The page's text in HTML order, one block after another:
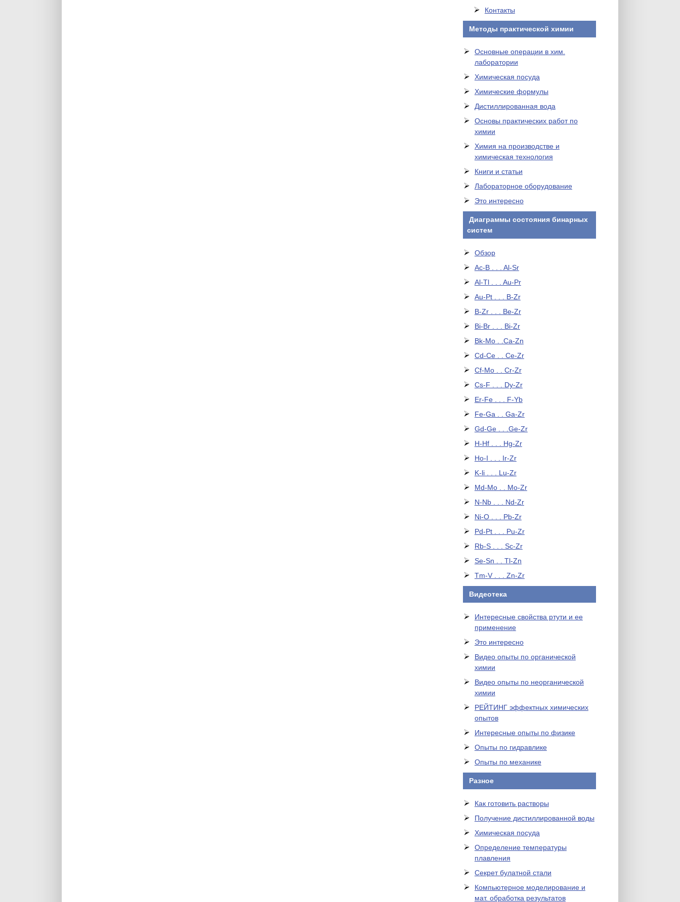
Контакты
Методы практической химии
Основные операции в хим.
лаборатории
Химическая посуда
Химические формулы
Дистиллированная вода
Основы практических работ по
химии
Химия на производстве и
химическая технология
Книги и статьи
Лабораторное оборудование
Это интересно
Диаграммы состояния бинарных
систем
Обзор
Ac-B . . . Al-Sr
Al-Tl . . . Au-Pr
Au-Pt . . . B-Zr
B-Zr . . . Be-Zr
Bi-Br . . . Bi-Zr
Bk-Mo . .Ca-Zn
Cd-Ce . . Ce-Zr
Cf-Mo . . Cr-Zr
Cs-F . . . Dy-Zr
Er-Fe . . . F-Yb
Fe-Ga . . Ga-Zr
Gd-Ge . . .Ge-Zr
H-Hf . . . Hg-Zr
Ho-I . . . Ir-Zr
K-li . . . Lu-Zr
Md-Mo . . Mo-Zr
N-Nb . . . Nd-Zr
Ni-O . . . Pb-Zr
Pd-Pt . . . Pu-Zr
Rb-S . . . Sc-Zr
Se-Sn . . Tl-Zn
Tm-V . . . Zn-Zr
Видеотека
Интересные свойства ртути и ее
применение
Это интересно
Видео опыты по органической
химии
Видео опыты по неорганической
химии
РЕЙТИНГ эффектных химических
опытов
Интересные опыты по физике
Опыты по гидравлике
Опыты по механике
Разное
Как готовить растворы
Получение дистиллированной воды
Химическая посуда
Определение температуры
плавления
Секрет булатной стали
Компьютерное моделирование и
мат. обработка результатов